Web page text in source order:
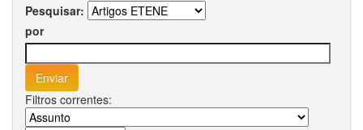
Pesquisar:
por
Filtros correntes: